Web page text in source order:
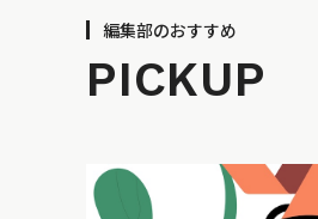
編集部のおすすめ
PICKUP